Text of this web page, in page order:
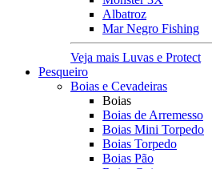
Albatroz
Mar Negro Fishing
Veja mais Luvas e Protect
Pesqueiro
Boias e Cevadeiras
Boias
Boias de Arremesso
Boias Mini Torpedo
Boias Torpedo
Boias Pão